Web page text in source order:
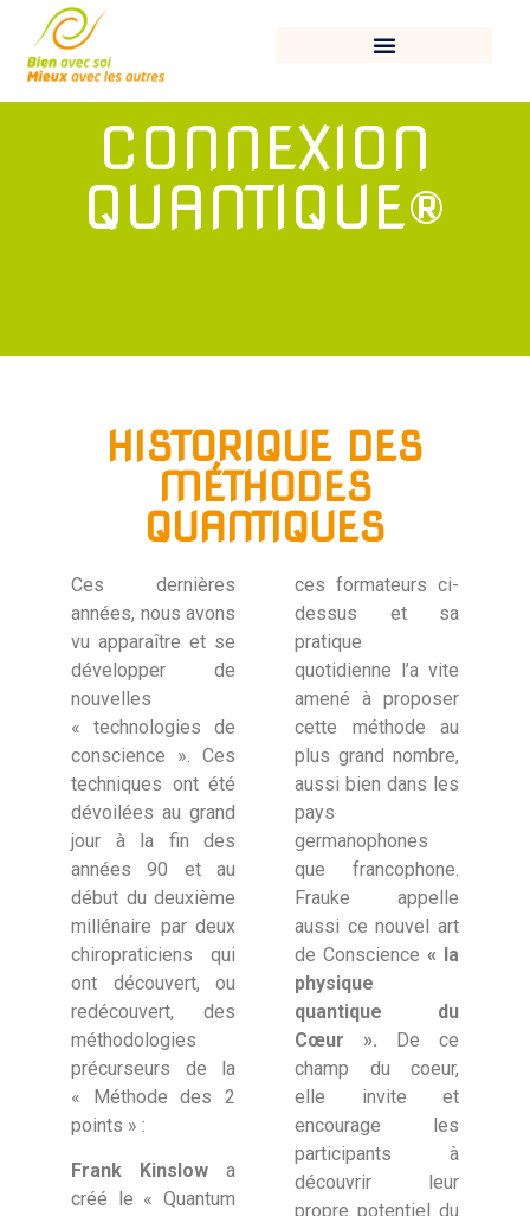
CONNEXION
QUANTIQUE®
HISTORIQUE DES
MÉTHODES
QUANTIQUES
Ces dernières
années, nous avons
vu apparaître et se
développer de
nouvelles
« technologies de
conscience ». Ces
techniques ont été
dévoilées au grand
jour à la fin des
années 90 et au
début du deuxième
millénaire par deux
chiropraticiens qui
ont découvert, ou
redécouvert, des
méthodologies
précurseurs de la
« Méthode des 2
points » :
Frank Kinslow a
créé le « Quantum
ces formateurs ci-
dessus et sa
pratique
quotidienne l’a vite
amené à proposer
cette méthode au
plus grand nombre,
aussi bien dans les
pays
germanophones
que francophone.
Frauke appelle
aussi ce nouvel art
de Conscience « la
physique
quantique du
Cœur ». De ce
champ du coeur,
elle invite et
encourage les
participants à
découvrir leur
propre potentiel du